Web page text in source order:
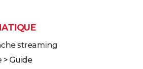
streaming
> Guide